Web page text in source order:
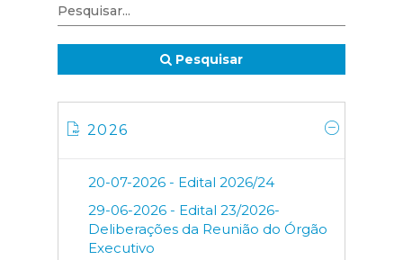
Pesquisar
2026
20-07-2026 - Edital 2026/24
29-06-2026 - Edital 23/2026-
Deliberações da Reunião do Órgão
Executivo